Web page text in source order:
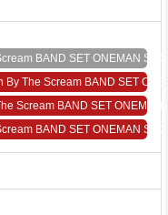
BAND SET ONEMAN
By The Scream BAND SET
Scream BAND SET ONEMAN
BAND SET ONEMAN